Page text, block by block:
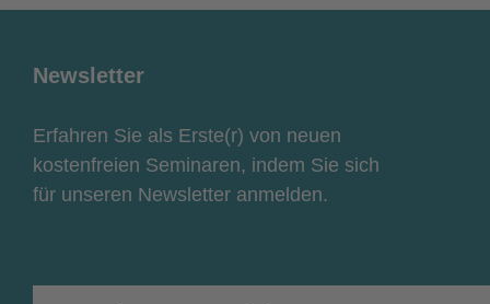
Newsletter
Erfahren Sie als Erste(r) von neuen
kostenfreien Seminaren, indem Sie sich
für unseren Newsletter anmelden.